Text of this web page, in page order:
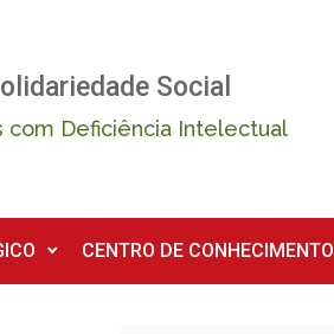
Social
com Deficiência Intelectual
CENTRO DE CONHECIMENTO